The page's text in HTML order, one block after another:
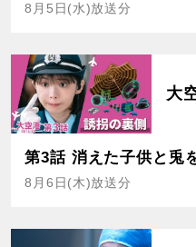
8月5日(水)放送分
大
第3話 消えた子供と兎
8月6日(木)放送分